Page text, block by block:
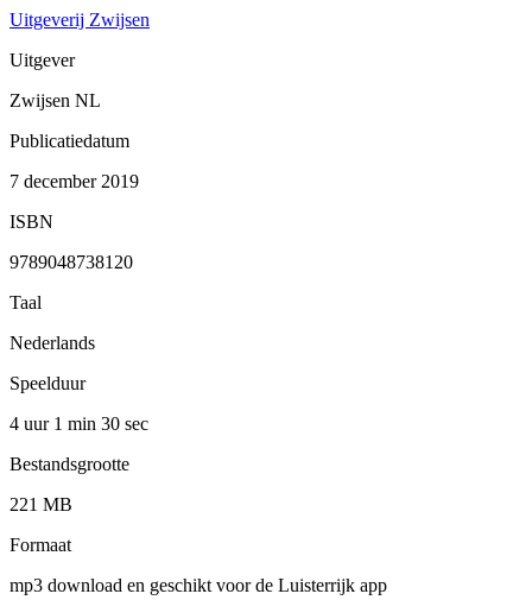
Uitgeverij Zwijsen
Uitgever
Zwijsen NL
Publicatiedatum
7 december 2019
ISBN
9789048738120
Taal
Nederlands
Speelduur
4 uur 1 min 30 sec
Bestandsgrootte
221 MB
Formaat
mp3 download en geschikt voor de Luisterrijk app